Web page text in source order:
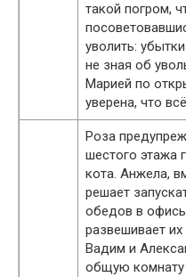
такой погром,
уволить:
не зная об
Марией по
уверена, что
Роза
шестого этажа
кота. Анжела,
решает
обедов в
развешивает
Вадим и
общую комнату